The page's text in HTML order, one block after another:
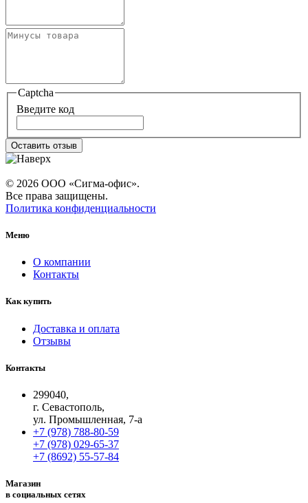
Captcha
Введите код
Оставить отзыв
© 2026 ООО «Сигма-офис».
Все права защищены.
Политика конфиденциальности
Меню
О компании
Контакты
Как купить
Доставка и оплата
Отзывы
Контакты
299040,
г. Севастополь,
ул. Промышленная, 7-а
+7 (978) 788-80-59
+7 (978) 029-65-37
+7 (8692) 55-57-84
Магазин
в социальных сетях